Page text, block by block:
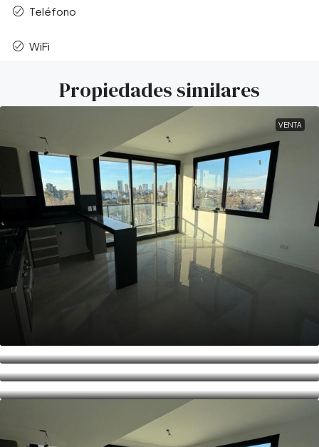
Teléfono
WiFi
Propiedades similares
VENTA